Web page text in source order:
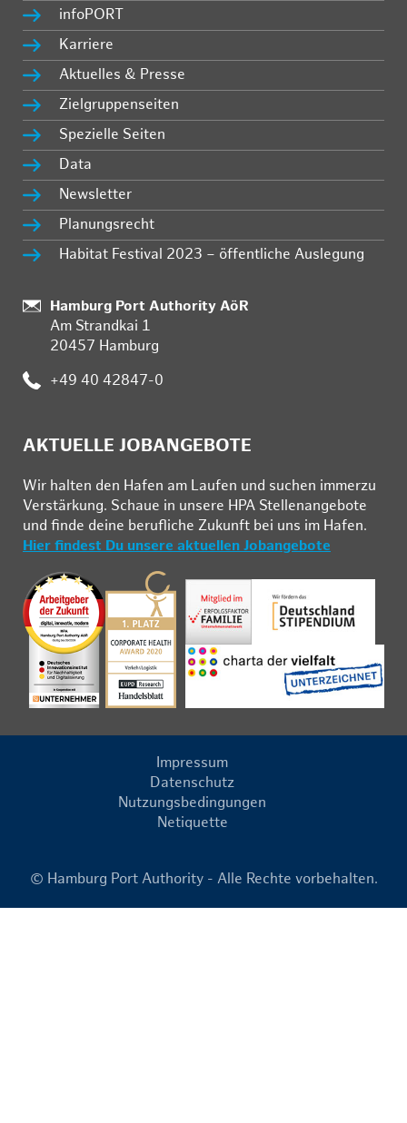
infoPORT
Karriere
Aktuelles & Presse
Zielgruppenseiten
Spezielle Seiten
Data
Newsletter
Planungsrecht
Habitat Festival 2023 – öffentliche Auslegung
:
Hamburg Port Authority AöR
Am Strandkai 1
20457 Hamburg
: +49 40 42847-0
AKTUELLE JOBANGEBOTE
Wir hal­ten den Ha­fen am Lau­fen und su­chen im­mer­zu
Ver­stär­kung. Schau­e in un­se­re HPA Stel­len­an­ge­bo­te
und fin­de deine be­ruf­li­che Zu­kunft bei uns im Ha­fen.
Hier findest Du unsere aktuellen Jobangebote
Impressum
Datenschutz
Nutzungsbedingungen
Netiquette
© Hamburg Port Authority - Alle Rechte vorbehalten.